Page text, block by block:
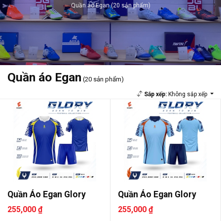
Quần áo Egan (20 sản phẩm)
Quần áo Egan (20 sản phẩm)
Sắp xếp:Không sắp xếp
Quần Áo Egan Glory
255,000 ₫
Quần Áo Egan Glory
255,000 ₫